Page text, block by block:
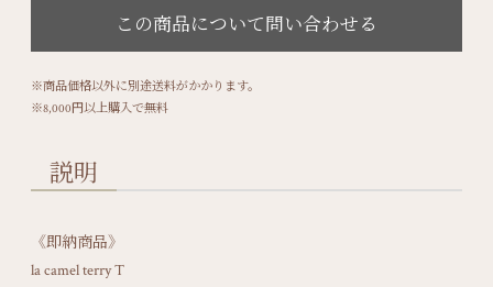
※商品価格以外に別途送料がかかります。
※8,000円以上購入で無料
説明
《即納商品》
la camel terry T